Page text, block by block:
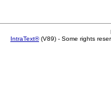
IntraText®(V89) - Some rights